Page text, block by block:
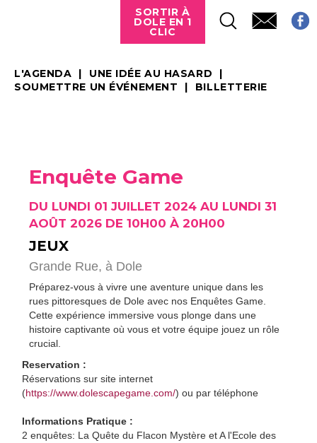
SORTIR À
DOLE EN 1
CLIC
L'AGENDA
UNE IDÉE AU HASARD
SOUMETTRE UN ÉVÉNEMENT
BILLETTERIE
Enquête Game
DU LUNDI 01 JUILLET 2024 AU LUNDI 31
AOÛT 2026 DE 10H00 À 20H00
JEUX
Grande Rue, à Dole
Préparez-vous à vivre une aventure unique dans les
rues pittoresques de Dole avec nos Enquêtes Game.
Cette expérience immersive vous plonge dans une
histoire captivante où vous et votre équipe jouez un rôle
crucial.
Reservation :
Réservations sur site internet
(https://www.dolescapegame.com/) ou par téléphone
Informations Pratique :
2 enquêtes: La Quête du Flacon Mystère et A l'Ecole des